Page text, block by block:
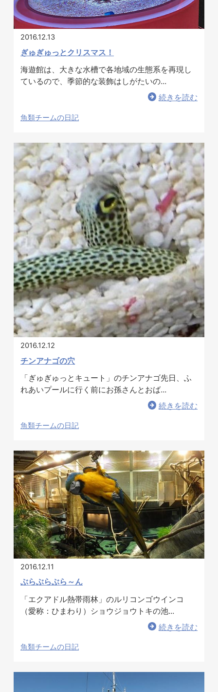
2016.12.13
ぎゅぎゅっとクリスマス！
海遊館は、大きな水槽で各地域の生態系を再現し
ているので、季節的な装飾はしがたいの...
続きを読む
魚類チームの日記
2016.12.12
チンアナゴの穴
「ぎゅぎゅっとキュート」のチンアナゴ先日、ふ
れあいプールに行く前にお孫さんとおば...
続きを読む
魚類チームの日記
2016.12.11
ぶらぶらぶら～ん
「エクアドル熱帯雨林」のルリコンゴウインコ
（愛称：ひまわり）ショウジョウトキの池...
続きを読む
魚類チームの日記